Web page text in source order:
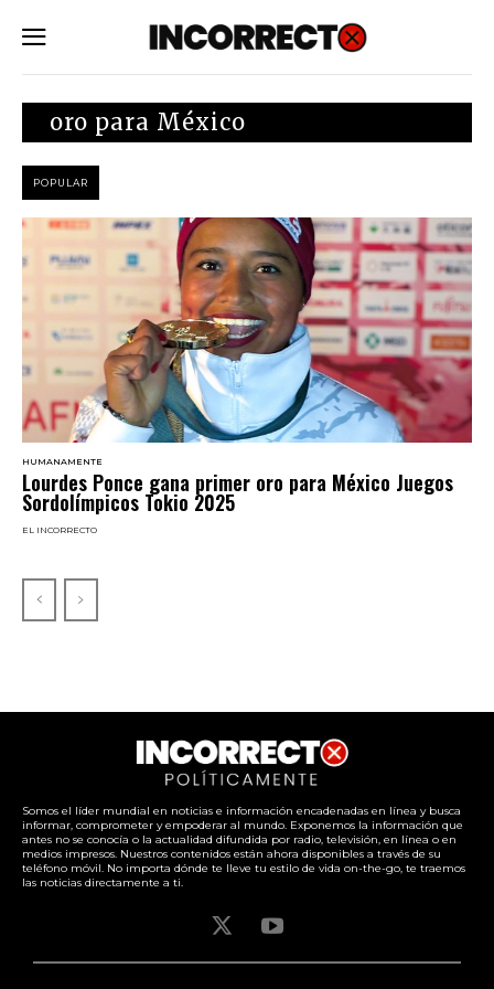
oro para México
POPULAR
HUMANAMENTE
Lourdes Ponce gana primer oro para México Juegos
Sordolímpicos Tokio 2025
EL INCORRECTO
Somos el líder mundial en noticias e información encadenadas en línea y busca
informar, comprometer y empoderar al mundo. Exponemos la información que
antes no se conocía o la actualidad difundida por radio, televisión, en línea o en
medios impresos. Nuestros contenidos están ahora disponibles a través de su
teléfono móvil. No importa dónde te lleve tu estilo de vida on-the-go, te traemos
las noticias directamente a ti.